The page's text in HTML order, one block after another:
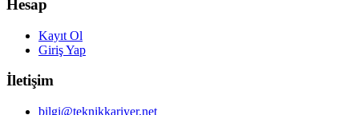
Hesap
Kayıt Ol
Giriş Yap
İletişim
bilgi@teknikkariyer.net